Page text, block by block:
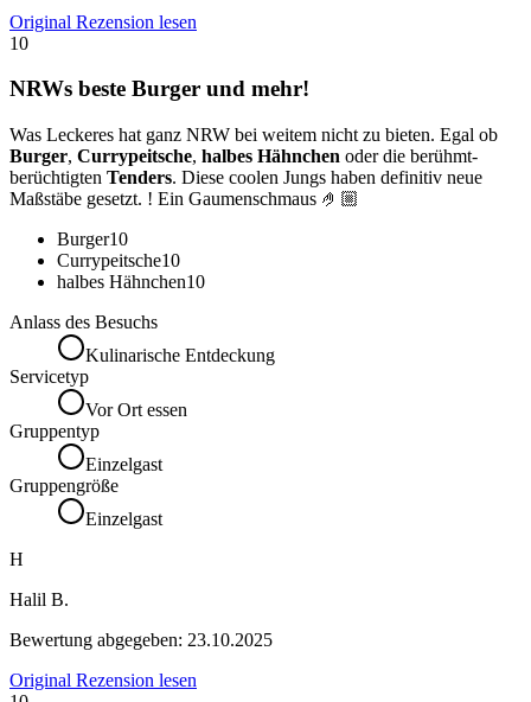
Original Rezension lesen
10
NRWs beste Burger und mehr!
Was Leckeres hat ganz NRW bei weitem nicht zu bieten. Egal ob
Burger, Currypeitsche, halbes Hähnchen oder die berühmt-
berüchtigten Tenders. Diese coolen Jungs haben definitiv neue
Maßstäbe gesetzt. ! Ein Gaumenschmaus 🤌🏼
Burger10
Currypeitsche10
halbes Hähnchen10
Anlass des Besuchs
Kulinarische Entdeckung
Servicetyp
Vor Ort essen
Gruppentyp
Einzelgast
Gruppengröße
Einzelgast
H
Halil B.
Bewertung abgegeben: 23.10.2025
Original Rezension lesen